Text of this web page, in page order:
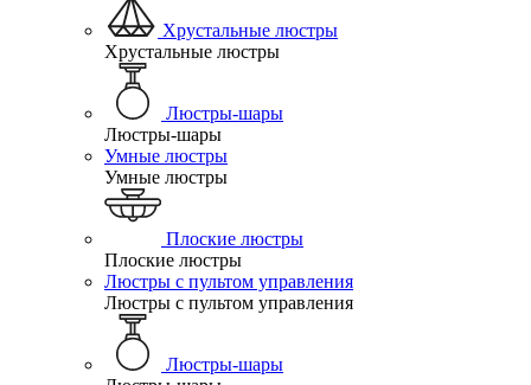
Хрустальные люстры
Хрустальные люстры
Люстры-шары
Люстры-шары
Умные люстры
Умные люстры
Плоские люстры
Плоские люстры
Люстры с пультом управления
Люстры с пультом управления
Люстры-шары